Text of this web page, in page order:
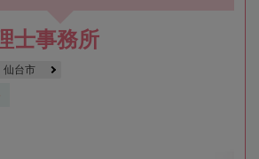
士事務所
仙台市